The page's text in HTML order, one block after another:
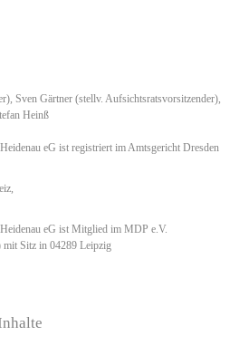
Sven Gärtner (stellv. Aufsichtsratsvorsitzender),
Heinß
eG ist registriert im Amtsgericht Dresden
eG ist Mitglied im MDP e.V.
mit Sitz in 04289 Leipzig